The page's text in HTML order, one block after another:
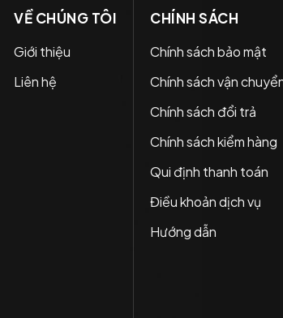
VỀ CHÚNG TÔI
Giới thiệu
Liên hệ
CHÍNH SÁCH
Chính sách bảo mật
Chính sách vận
Chính sách đổi trả
Chính sách kiểm hàng
Qui định thanh toán
Điều khoản dịch vụ
Hướng dẫn